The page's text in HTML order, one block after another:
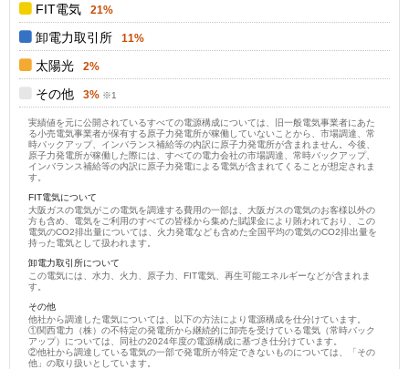
FIT電気 21%
卸電力取引所 11%
太陽光 2%
その他 3%
実績値を元に公開されているすべての電源構成については、旧一般電気事業者にあた
る小売電気事業者が保有する原子力発電所が稼働していないことから、市場調達、常
時バックアップ、インバランス補給等の内訳に原子力発電所が含まれません。今後、
原子力発電所が稼働した際には、すべての電力会社の市場調達、常時バックアップ、
インバランス補給等の内訳に原子力発電による電気が含まれてくることが想定されま
す。
FIT電気について
大阪ガスの電気がこの電気を調達する費用の一部は、大阪ガスの電気のお客様以外の
方も含め、電気をご利用のすべての皆様から集めた賦課金により賄われており、この
電気のCO2排出量については、火力発電なども含めた全国平均の電気のCO2排出量を
持った電気として扱われます。
卸電力取引所について
この電気には、水力、火力、原子力、FIT電気、再生可能エネルギーなどが含まれま
す。
その他
他社から調達した電気については、以下の方法により電源構成を仕分けています。
①関西電力（株）の不特定の発電所から継続的に卸売を受けている電気（常時バック
アップ）については、同社の2024年度の電源構成に基づき仕分けています。
②他社から調達している電気の一部で発電所が特定できないものについては、「その
他」の取り扱いとしています。